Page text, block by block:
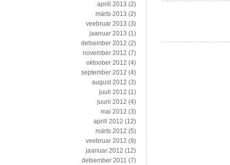
aprill 2013 (2)
märts 2013 (2)
veebruar 2013 (3)
jaanuar 2013 (1)
detsember 2012 (2)
november 2012 (7)
oktoober 2012 (4)
september 2012 (4)
august 2012 (3)
juuli 2012 (1)
juuni 2012 (4)
mai 2012 (3)
aprill 2012 (12)
märts 2012 (5)
veebruar 2012 (9)
jaanuar 2012 (12)
detsember 2011 (7)